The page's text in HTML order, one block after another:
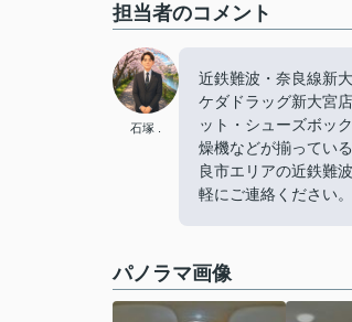
担当者のコメント
石塚 .
近鉄難波・奈良線新
ケダドラッグ新大宮
ット・シューズボッ
燥機などが揃ってい
良市エリアの近鉄難
軽にご連絡ください。
パノラマ画像